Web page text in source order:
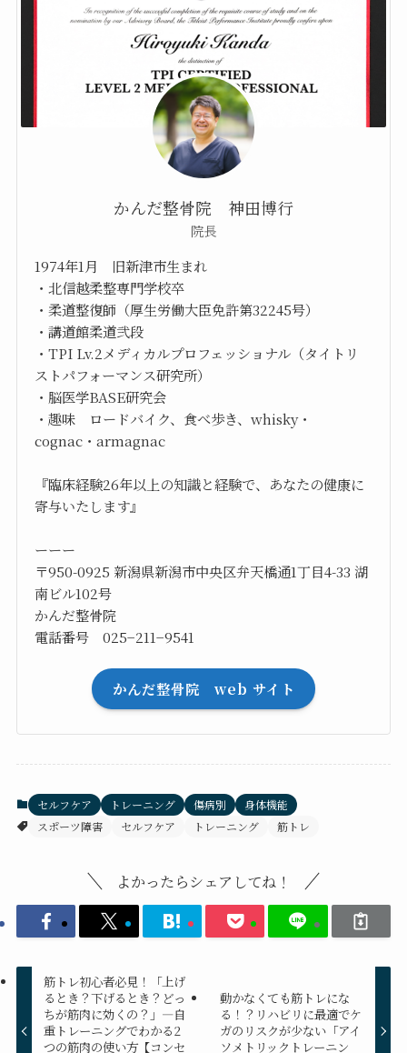
かんだ整骨院 神田博行
院長
1974年1月 旧新津市生まれ
・北信越柔整専門学校卒
・柔道整復師（厚生労働大臣免許第32245号）
・講道館柔道弐段
・TPI Lv.2メディカルプロフェッショナル（タイトリ
ストパフォーマンス研究所）
・脳医学BASE研究会
・趣味 ロードバイク、食べ歩き、whisky・
cognac・armagnac
『臨床経験26年以上の知識と経験で、あなたの健康に
寄与いたします』
ーーー
〒950-0925 新潟県新潟市中央区弁天橋通1丁目4-33 湖
南ビル102号
かんだ整骨院
電話番号 025−211−9541
かんだ整骨院 web サイト
セルフケア トレーニング 傷病別
身体機能
スポーツ障害
セルフケア トレーニング 筋トレ
よかったらシェアしてね！
筋トレ初心者必見！「上げ
るとき？下げるとき？どっ
ちが筋肉に効くの？」—自
重トレーニングでわかる2
つの筋肉の使い方【コンセ
動かなくても筋トレにな
る！？リハビリに最適でケ
ガのリスクが少ない「アイ
ソメトリックトレーニン